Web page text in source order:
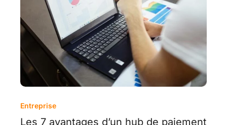
Les 7 avantages d’un hub de paiement
Entreprise